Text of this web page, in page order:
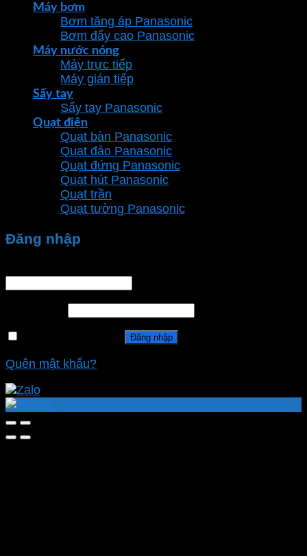
Máy bơm
Bơm tăng áp Panasonic
Bơm đẩy cao Panasonic
Máy nước nóng
Máy trực tiếp
Máy gián tiếp
Sấy tay
Sấy tay Panasonic
Quạt điện
Quạt bàn Panasonic
Quạt đảo Panasonic
Quạt đứng Panasonic
Quạt hút Panasonic
Quạt trần
Quạt tường Panasonic
Đăng nhập
Đăng nhập
Quên mật khẩu?